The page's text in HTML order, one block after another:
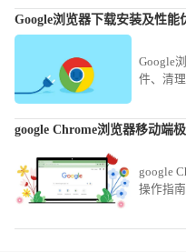
Google浏览器下载安装及性能
Google
件、清
google Chrome浏览器移动端
google
操作指